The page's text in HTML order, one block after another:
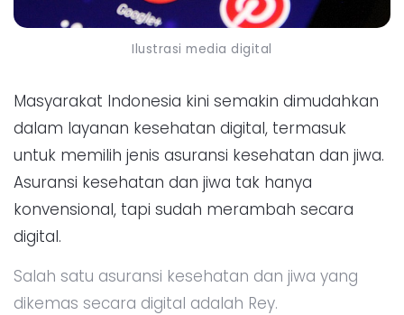
Ilustrasi media digital
Masyarakat Indonesia kini semakin dimudahkan
dalam layanan kesehatan digital, termasuk
untuk memilih jenis asuransi kesehatan dan jiwa.
Asuransi kesehatan dan jiwa tak hanya
konvensional, tapi sudah merambah secara
digital.
Salah satu asuransi kesehatan dan jiwa yang
dikemas secara digital adalah Rey.